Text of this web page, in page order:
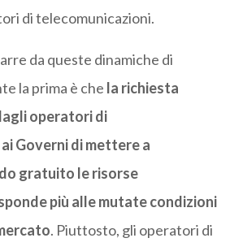
di telecomunicazioni.
da queste dinamiche di
la prima è che la richiesta
operatori di
Governi di mettere a
gratuito le risorse
più alle mutate condizioni
. Piuttosto, gli operatori di